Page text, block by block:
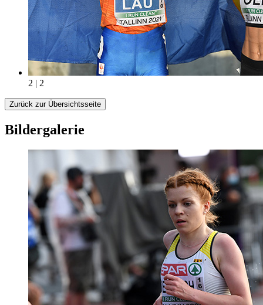
2 | 2
Zurück zur Übersichtsseite
Bildergalerie